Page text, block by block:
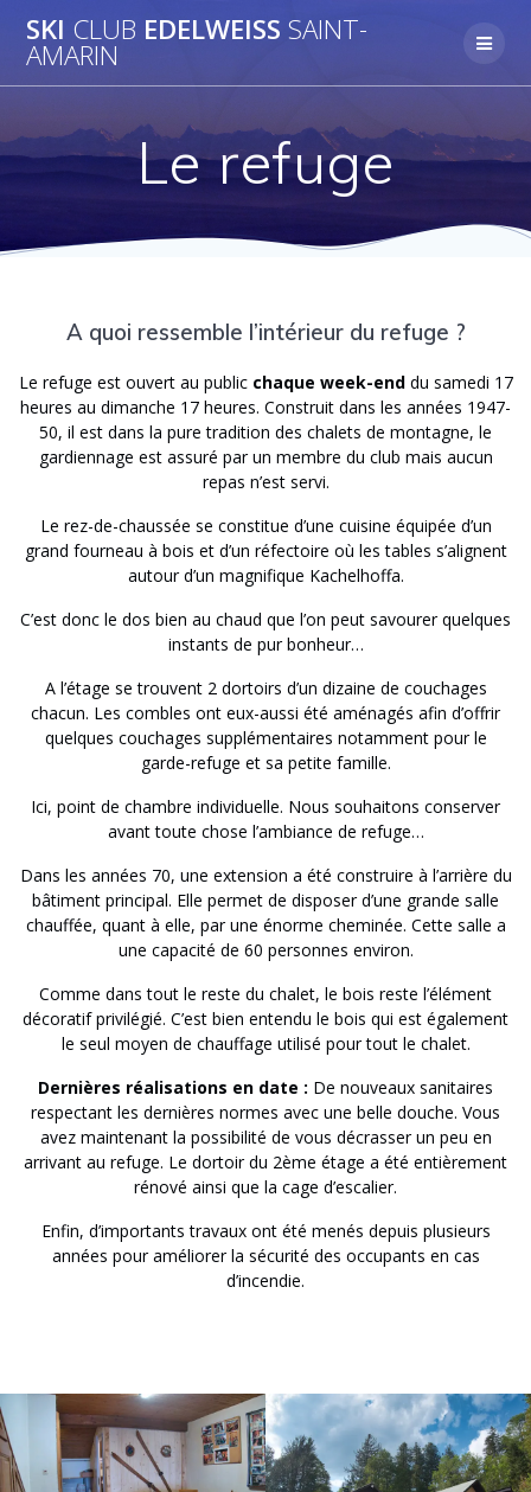
to
SKI CLUB EDELWEISS SAINT-
AMARIN
Le refuge
A quoi ressemble l’intérieur du refuge ?
Le refuge est ouvert au public chaque week-enddu samedi 17
heures au dimanche 17 heures. Construit dans les années 1947-
50, il est dans la pure tradition des chalets de montagne, le
gardiennage est assuré par un membre du club mais aucun
repas n’est servi.
Le rez-de-chaussée se constitue d’une cuisine équipée d’un
grand fourneau à bois et d’un réfectoire où les tables s’alignent
autour d’un magnifique Kachelhoffa.
C’est donc le dos bien au chaud que l’on peut savourer quelques
instants de pur bonheur…
A l’étage se trouvent 2 dortoirs d’un dizaine de couchages
chacun. Les combles ont eux-aussi été aménagés afin d’offrir
quelques couchages supplémentaires notamment pour le
garde-refuge et sa petite famille.
Ici, point de chambre individuelle. Nous souhaitons conserver
avant toute chose l’ambiance de refuge…
Dans les années 70, une extension a été construire à l’arrière du
bâtiment principal. Elle permet de disposer d’une grande salle
chauffée, quant à elle, par une énorme cheminée. Cette salle a
une capacité de 60 personnes environ.
Comme dans tout le reste du chalet, le bois reste l’élément
décoratif privilégié. C’est bien entendu le bois qui est également
le seul moyen de chauffage utilisé pour tout le chalet.
Dernières réalisations en date : De nouveaux sanitaires
respectant les dernières normes avec une belle douche. Vous
avez maintenant la possibilité de vous décrasser un peu en
arrivant au refuge. Le dortoir du 2ème étage a été entièrement
rénové ainsi que la cage d’escalier.
Enfin, d’importants travaux ont été menés depuis plusieurs
années pour améliorer la sécurité des occupants en cas
d’incendie.